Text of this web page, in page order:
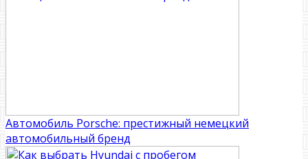
Автомобиль Porsche: престижный немецкий
автомобильный бренд